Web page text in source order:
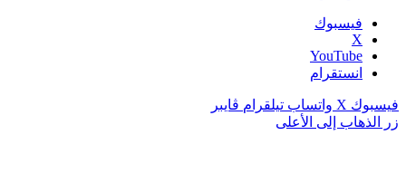
فيسبوك
‫X
‫YouTube
انستقرام
فيسبوك ‫X واتساب تيلقرام ڤايبر
زر الذهاب إلى الأعلى